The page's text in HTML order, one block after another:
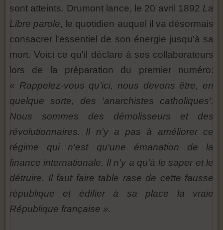
sont atteints. Drumont lance, le 20 avril 1892 La
Libre parole, le quotidien auquel il va désormais
consacrer l'essentiel de son énergie jusqu'à sa
mort. Voici ce qu'il déclare à ses collaborateurs
lors de la préparation du premier numéro:
« Rappelez-vous qu'ici, nous devons être, en
quelque sorte, des 'anarchistes catholiques'.
Nous sommes des démolisseurs et des
révolutionnaires. Il n'y a pas à améliorer ce
régime qui n'est qu'une émanation de la
finance internationale. Il n'y a qu'à le saper et le
détruire. Il faut faire table rase de cette fausse
république et édifier à sa place la vraie
République française ».